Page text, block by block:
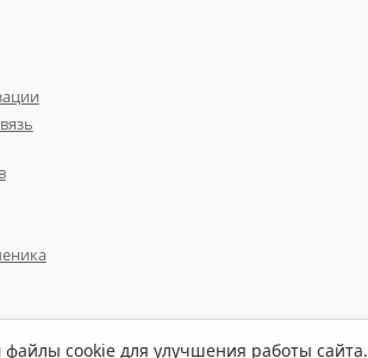
cookie для улучшения работы сайта.